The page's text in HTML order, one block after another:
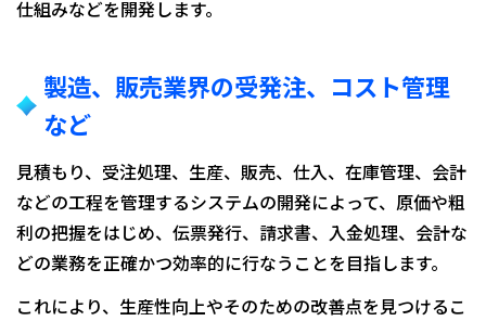
仕組みなどを開発します。
製造、販売業界の受発注、コスト管理
など
見積もり、受注処理、生産、販売、仕入、在庫管理、会計
などの工程を管理するシステムの開発によって、原価や粗
利の把握をはじめ、伝票発行、請求書、入金処理、会計な
どの業務を正確かつ効率的に行なうことを目指します。
これにより、生産性向上やそのための改善点を見つけるこ